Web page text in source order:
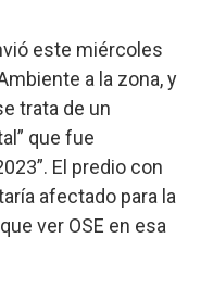
este miércoles
a la zona, y
trata de un
que fue
El predio con
afectado para la
ver OSE en esa